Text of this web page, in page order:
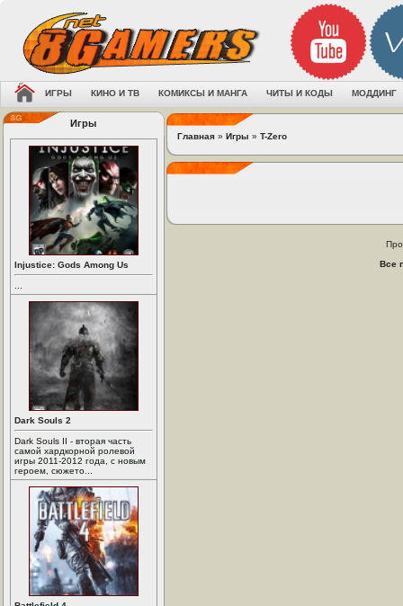
ИГРЫ КИНО И ТВ КОМИКСЫ И МАНГА ЧИТЫ И КОДЫ МОДДИНГ
Игры
Injustice: Gods Among Us
Dark Souls 2
Dark Souls II - вторая часть
самой хардкорной ролевой
игры 2011-2012 года, с новым
героем, сюжето...
Главная » Игры » T-Zero
Все